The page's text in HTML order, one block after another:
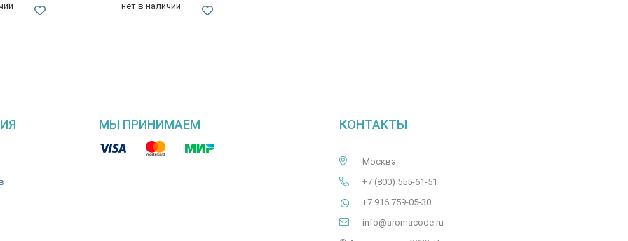
нет в наличии
МЫ ПРИНИМАЕМ КОНТАКТЫ
Москва
+7 (800) 555-61-51
+7 916 759-05-30
info@aromacode.ru